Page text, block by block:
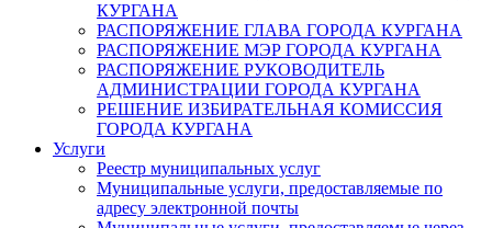
КУРГАНА
РАСПОРЯЖЕНИЕ ГЛАВА ГОРОДА КУРГАНА
РАСПОРЯЖЕНИЕ МЭР ГОРОДА КУРГАНА
РАСПОРЯЖЕНИЕ РУКОВОДИТЕЛЬ
АДМИНИСТРАЦИИ ГОРОДА КУРГАНА
РЕШЕНИЕ ИЗБИРАТЕЛЬНАЯ КОМИССИЯ
ГОРОДА КУРГАНА
Услуги
Реестр муниципальных услуг
Муниципальные услуги, предоставляемые по
адресу электронной почты